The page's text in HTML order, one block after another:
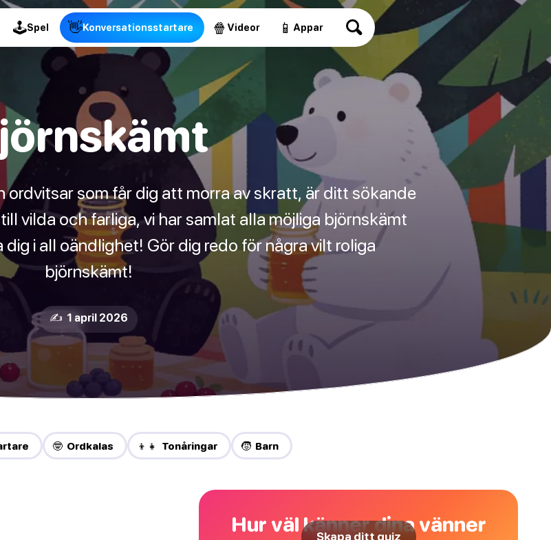
🕹Spel 👋Konversationsstartare 🍿 Videor 📱 Appar
som får dig att morra av skratt, är ditt sökande
vilda och farliga, vi har samlat alla möjliga björnskämt
i all oändlighet! Gör dig redo för några vilt roliga
björnskämt!
✍️ 1 april 2026
🤓 Ordkalas 👦👧 Tonåringar 🧒 Barn
Hur väl känner dina vänner
Skapa ditt quiz